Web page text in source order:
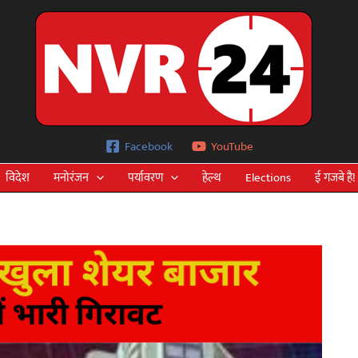
Facebook
YouTube
विदेश मनोरंजन पर्यावरण हेल्थ Elections ई गजबे है!